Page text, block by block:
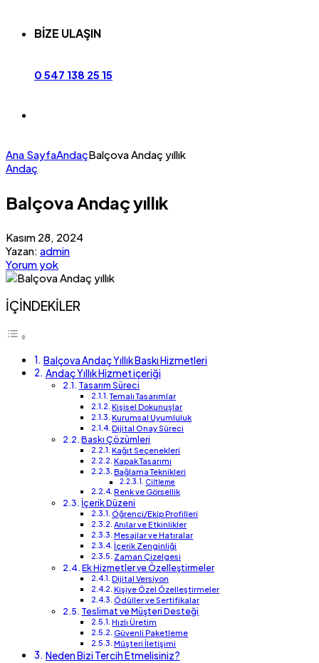
BİZE ULAŞIN
0 547 138 25 15
Ana SayfaAndaçBalçova Andaç yıllık
Andaç
Balçova Andaç yıllık
Kasım 28, 2024
Yazan: admin
Yorum yok
İÇİNDEKİLER
Balçova Andaç Yıllık Baskı Hizmetleri
Andaç Yıllık Hizmet içeriği
Tasarım Süreci
Temalı Tasarımlar
Kişisel Dokunuşlar
Kurumsal Uyumluluk
Dijital Onay Süreci
Baskı Çözümleri
Kağıt Seçenekleri
Kapak Tasarımı
Bağlama Teknikleri
Ciltleme
Renk ve Görsellik
İçerik Düzeni
Öğrenci/Ekip Profilleri
Anılar ve Etkinlikler
Mesajlar ve Hatıralar
İçerik Zenginliği
Zaman Çizelgesi
Ek Hizmetler ve Özelleştirmeler
Dijital Versiyon
Kişiye Özel Özelleştirmeler
Ödüller ve Sertifikalar
Teslimat ve Müşteri Desteği
Hızlı Üretim
Güvenli Paketleme
Müşteri İletişimi
Neden Bizi Tercih Etmelisiniz?